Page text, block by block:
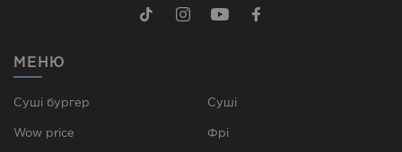
МЕНЮ
Суші бургер
Wow price
Суші
Фрі